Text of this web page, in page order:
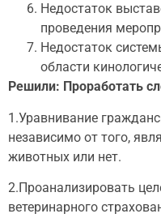
Недостаток
проведения
Недостаток
области
Решили: Проработать
1.Уравнивание
независимо от того,
животных или нет.
2.Проанализировать
ветеринарного